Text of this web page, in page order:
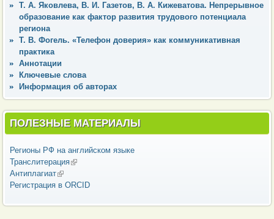
Т. А. Яковлева, В. И. Газетов, В. А. Кижеватова. Непрерывное
образование как фактор развития трудового потенциала
региона
Т. В. Фогель. «Телефон доверия» как коммуникативная
практика
Аннотации
Ключевые слова
Информация об авторах
ПОЛЕЗНЫЕ МАТЕРИАЛЫ
Регионы РФ на английском языке
Транслитерация(внешняя ссылка)
Антиплагиат(внешняя ссылка)
Регистрация в ORCID